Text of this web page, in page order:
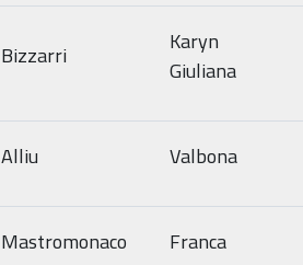
Bizzarri
Karyn
Giuliana
Alliu Valbona
Mastromonaco Franca